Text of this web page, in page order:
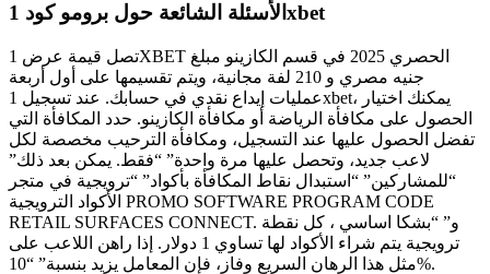
الأسئلة الشائعة حول برومو كود 1xbet
تصل قيمة عرض 1XBET الحصري 2025 في قسم الكازينو مبلغ
جنيه مصري و 210 لفة مجانية، ويتم تقسيمها على أول أربعة
عمليات إيداع نقدي في حسابك. عند تسجيل 1xbet، يمكنك اختيار
الحصول على مكافأة الرياضة أو مكافأة الكازينو. حدد المكافأة التي
تفضل الحصول عليها عند التسجيل، ومكافأة الترحيب مخصصة لكل
لاعب جديد، وتحصل عليها مرة واحدة” “فقط. يمكن بعد ذلك”
“للمشاركين” “استبدال نقاط المكافأة بأكواد” “ترويجية في متجر
الأكواد الترويجية PROMO SOFTWARE PROGRAM CODE
RETAIL SURFACES CONNECT. و” “بشكا اساسي ، كل نقطة
ترويجية يتم شراء الأكواد لها تساوي 1 دولار. إذا راهن اللاعب على
مثل هذا الرهان السريع وفاز، فإن المعامل يزيد بنسبة” “10%.